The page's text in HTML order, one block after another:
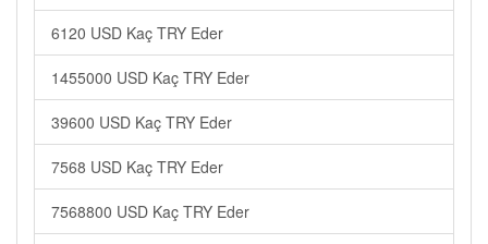
6120 USD Kaç TRY Eder
1455000 USD Kaç TRY Eder
39600 USD Kaç TRY Eder
7568 USD Kaç TRY Eder
7568800 USD Kaç TRY Eder